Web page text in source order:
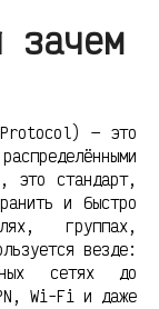
зачем
— это
это стандарт,
и быстро
группах,
везде:
сетях до
Wi-Fi и даже